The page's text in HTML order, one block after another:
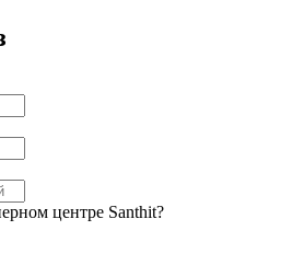
центре Santhit?